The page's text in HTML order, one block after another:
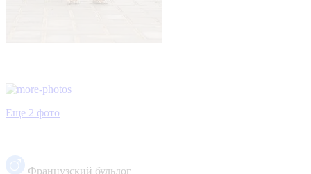
Еще 2 фото
Французский бульдог